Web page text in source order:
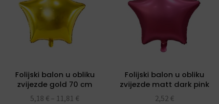
Folijski balon u obliku
zvijezde gold 70 cm
5,18 € – 11,81 €
Folijski balon u obliku
zvijezde matt dark pink
19″
2,52 €